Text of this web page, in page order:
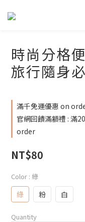
時尚分格
旅行隨身
滿千免運優惠 on
官網回饋滿額禮 : 滿
order
NT$80
Color : 綠
綠 粉 白
Quantity